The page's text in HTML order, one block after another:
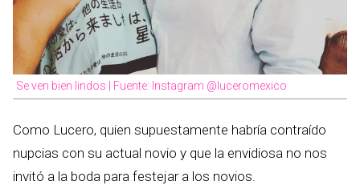
Se ven bien lindos | Fuente: Instagram @luceromexico
Como Lucero, quien supuestamente habría contraído
nupcias con su actual novio y que la envidiosa no nos
invitó a la boda para festejar a los novios.